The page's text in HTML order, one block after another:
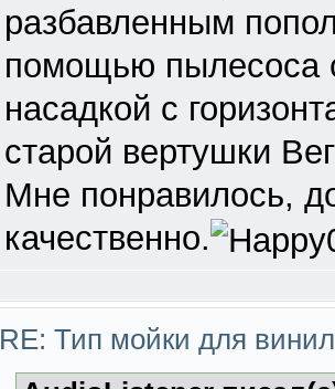
разбавленным
помощью пылесоса
насадкой с
старой вертушки
Мне понравилось,
качественно.
RE: Тип мойки для